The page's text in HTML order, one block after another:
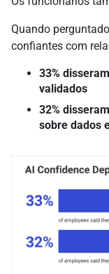
Quando
confiantes com
33%
validados
32%
sobre dados